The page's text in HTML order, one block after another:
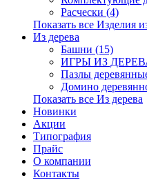
Расчески (4)
Показать все Изделия
Из дерева
Башни (15)
ИГРЫ ИЗ
Пазлы
Домино
Показать все Из дерева
Новинки
Акции
Типография
Прайс
О компании
Контакты